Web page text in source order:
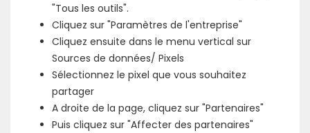
"Tous les outils".
Cliquez sur "Paramètres de l'entreprise"
Cliquez ensuite dans le menu vertical sur
Sources de données/ Pixels
Sélectionnez le pixel que vous souhaitez
partager
A droite de la page, cliquez sur "Partenaires"
Puis cliquez sur "Affecter des partenaires"